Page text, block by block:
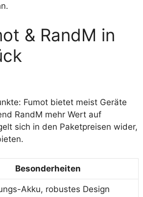
& RandM in
Fumot bietet meist Geräte
RandM mehr Wert auf
sich in den Paketpreisen wider,
Besonderheiten
Akku, robustes Design